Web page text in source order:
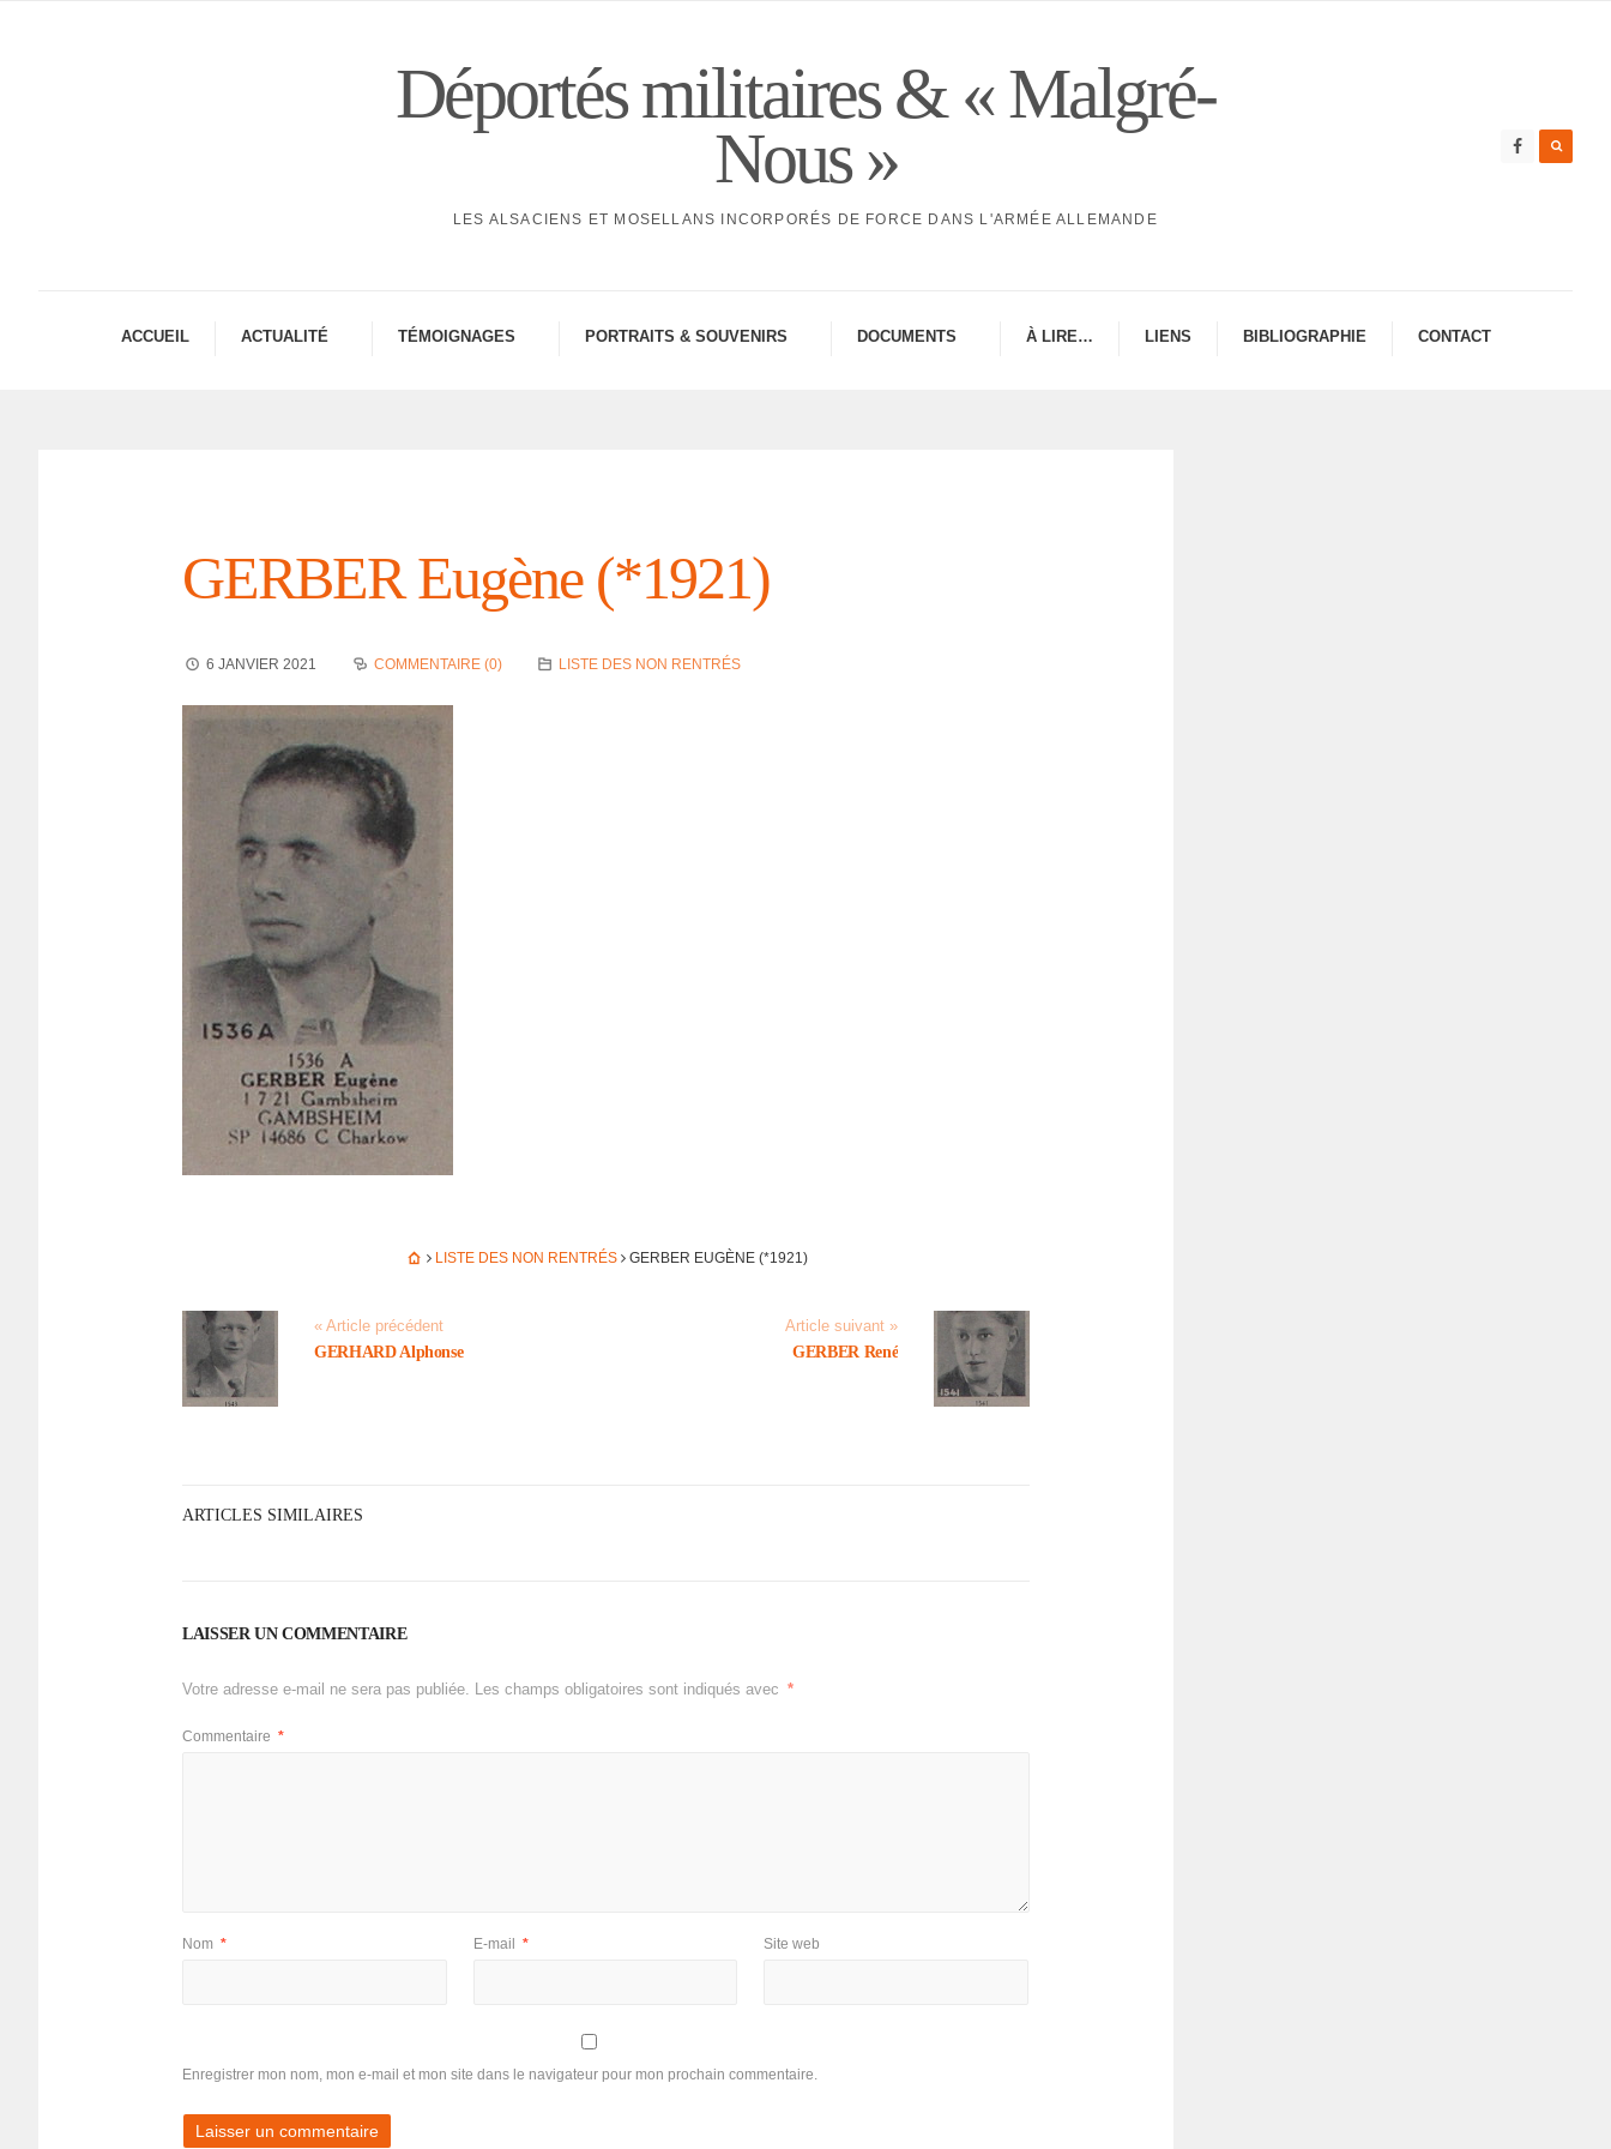
Déportés militaires & « Malgré-
Nous »
LES ALSACIENS ET MOSELLANS INCORPORÉS DE FORCE DANS L'ARMÉE ALLEMANDE
ACCUEIL ACTUA­LITÉ TÉMOI­GNAGES PORTRAITS & SOUVE­NIRS DOCU­MENTS À LIRE… LIENS BIBLIO­GRA­PHIE CONTAC­­T
GERBER Eugène (*1921)
6 JANVIER 2021 COMMENTAIRE (0) LISTE DES NON RENTRÉS
LISTE DES NON RENTRÉS GERBER EUGÈNE (*1921)
« Article précédent
GERHARD Alphonse
Article suivant »
GERBER René
ARTICLES SIMILAIRES
LAISSER UN COMMENTAIRE
Votre adresse e-mail ne sera pas publiée. Les champs obligatoires sont indiqués avec *
Commentaire *
Nom * E-mail * Site web
Enregistrer mon nom, mon e-mail et mon site dans le navigateur pour mon prochain commentaire.